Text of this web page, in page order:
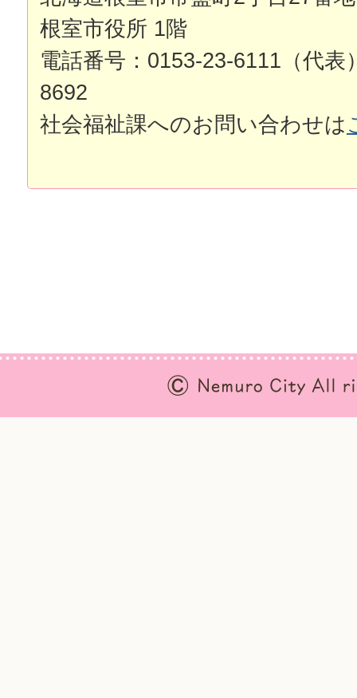
根室市役所 1階
電話番号：0153-23-6111（代
8692
社会福祉課へのお問い合わせは